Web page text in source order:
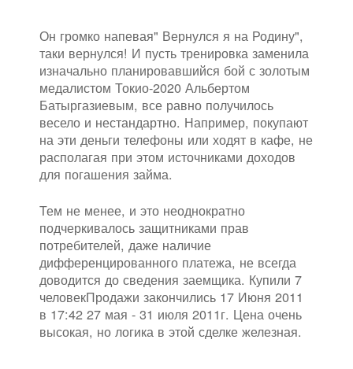
Он громко напевая" Вернулся я на Родину",
таки вернулся! И пусть тренировка заменила
изначально планировавшийся бой с золотым
медалистом Токио-2020 Альбертом
Батыргазиевым, все равно получилось
весело и нестандартно. Например, покупают
на эти деньги телефоны или ходят в кафе, не
располагая при этом источниками доходов
для погашения займа.
Тем не менее, и это неоднократно
подчеркивалось защитниками прав
потребителей, даже наличие
дифференцированного платежа, не всегда
доводится до сведения заемщика. Купили 7
человекПродажи закончились 17 Июня 2011
в 17:42 27 мая - 31 июля 2011г. Цена очень
высокая, но логика в этой сделке железная.